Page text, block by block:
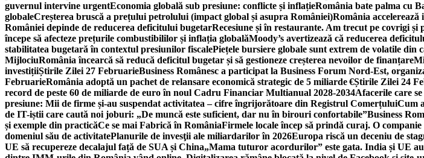
guvernul intervine urgentEconomia globală sub presiune: conflicte și inflațieRomânia bate palma cu
globaleCreșterea bruscă a prețului petrolului (impact global și asupra României)România accelerează
României depinde de reducerea deficitului bugetarRecesiune și în restaurante. Am trecut pe covrigi
începe să afecteze prețurile combustibililor și inflația globalăMoody’s avertizează că reducerea
stabilitatea bugetară în contextul presiunilor fiscalePiețele bursiere globale sunt extrem de volatile din
MijlociuRomânia încearcă să reducă deficitul bugetar și să gestioneze creșterea nevoilor de finanțare
investițiiȘtirile Zilei 27 FebruarieBusiness Românesc a participat la Business Forum Nord-Est,
FebruarieRomânia adoptă un pachet de relansare economică strategic de 5 miliarde €Știrile Zilei 24
record de peste 60 de miliarde de euro în noul Cadru Financiar Multianual 2028-2034Afacerile care
presiune: Mii de firme și-au suspendat activitatea – cifre îngrijorătoare din Registrul ComerțuluiCum
de IT-iștii care caută noi joburi: „De muncă este suficient, dar nu în birouri confortabile”Business
și exemple din practicăCe se mai Fabrică în RomâniaFirmele locale încep să prindă curaj. O
domeniul său de activitatePlanurile de invesţii ale miliardarilor în 2026Europa riscă un deceniu de
UE să recupereze decalajul față de SUA și China„Mama tuturor acordurilor” este gata. India și UE